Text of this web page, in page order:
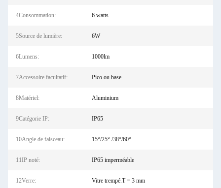
4Consommation: 6 watts
5Source de lumière: 6W
6Lumens: 1000lm
7Accessoire facultatif: Pico ou base
8Matériel: Aluminium
9Catégorie IP: IP65
10Angle de faisceau: 15°/25° /38°/60°
11IP noté: IP65 imperméable
12Verre: Vitre trempé.T = 3 mm